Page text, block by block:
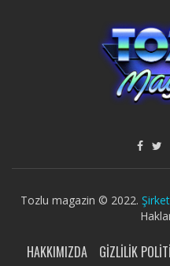
Tozlu magazin © 2022.
HAKKIMIZDA GIZLILIK